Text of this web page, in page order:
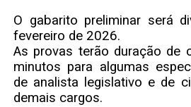
O gabarito preliminar será
fevereiro de 2026.
As provas terão duração de
minutos para algumas
de analista legislativo e de
demais cargos.